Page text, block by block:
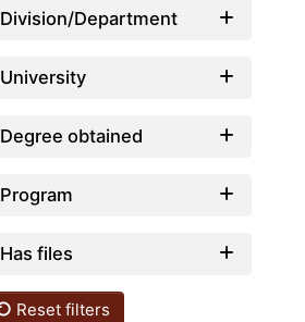
Division/Department
University
Degree obtained
Program
Has files
Reset filters